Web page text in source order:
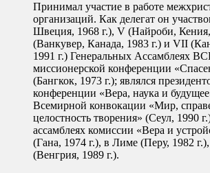
Принимал участие в работе
организаций. Как делегат он
Швеция, 1968 г.), V (Найроби,
(Ванкувер, Канада, 1983 г.) и VII
1991 г.) Генеральных Ассамблеях
миссионерской конференции
(Бангкок, 1973 г.); являлся
конференции «Вера, наука и
Всемирной конвокации «Мир,
целостность творения» (Сеул, 1990
ассамблеях комиссии «Вера и
(Гана, 1974 г.), в Лиме (Перу, 1982
(Венгрия, 1989 г.).